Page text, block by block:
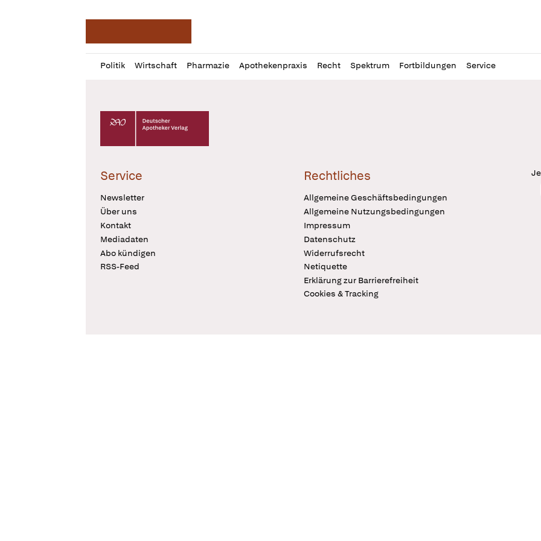
Politik Wirtschaft Pharmazie Apothekenpraxis Recht Spektrum Fortbildungen Service
Profil
öffnen
Daz
Pur
Deutscher Apotheker Verlag Logo
Service
Newsletter
Über uns
Kontakt
Mediadaten
Abo kündigen
RSS-Feed
Rechtliches
Allgemeine Geschäftsbedingungen
Allgemeine Nutzungsbedingungen
Impressum
Datenschutz
Widerrufsrecht
Netiquette
Erklärung zur Barrierefreiheit
Cookies & Tracking